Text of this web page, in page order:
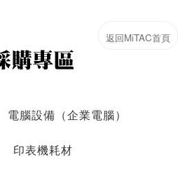
電腦設備（企業電腦）
印表機耗材